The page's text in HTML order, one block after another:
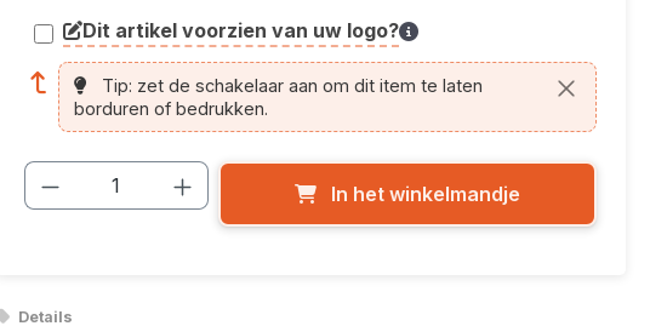
Dit artikel voorzien van uw logo?
article.printing.helptext
Tip: zet de schakelaar aan om dit item te laten
borduren of bedrukken.
Producthoeveelheid: Voer de gewenste
In het winkelmandje
Details